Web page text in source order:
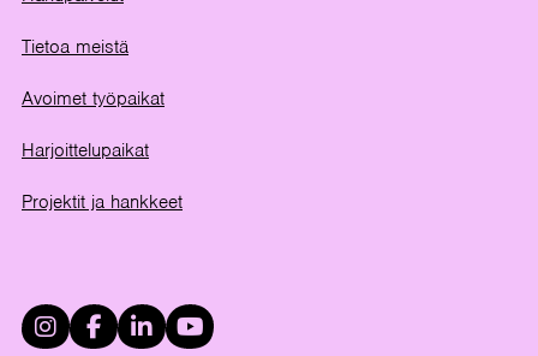
Tietoa meistä
Avoimet työpaikat
Harjoittelupaikat
Projektit ja hankkeet